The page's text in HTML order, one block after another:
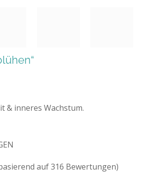
& inneres Wachstum.
auf 316 Bewertungen)